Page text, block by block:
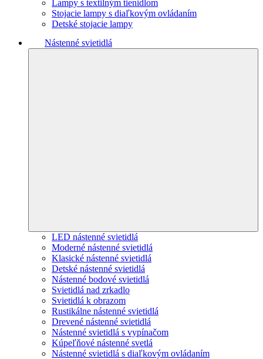
Lampy s textilným tienidlom
Stojacie lampy s diaľkovým ovládaním
Detské stojacie lampy
Nástenné svietidlá
LED nástenné svietidlá
Moderné nástenné svietidlá
Klasické nástenné svietidlá
Detské nástenné svietidlá
Nástenné bodové svietidlá
Svietidlá nad zrkadlo
Svietidlá k obrazom
Rustikálne nástenné svietidlá
Drevené nástenné svietidlá
Nástenné svietidlá s vypínačom
Kúpeľňové nástenné svetlá
Nástenné svietidlá s diaľkovým ovládaním